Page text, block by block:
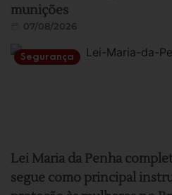
munições
07/08/2026
Segurança
Lei Maria da Penha
segue como principal